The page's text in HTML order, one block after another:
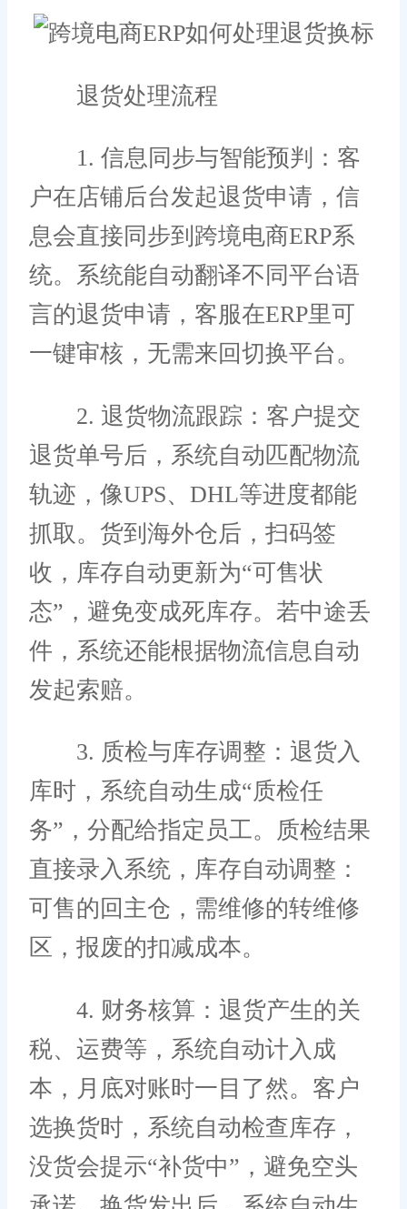
退货处理流程
1. 信息同步与智能预判：客
户在店铺后台发起退货申请，信
息会直接同步到跨境电商ERP系
统。系统能自动翻译不同平台语
言的退货申请，客服在ERP里可
一键审核，无需来回切换平台。
2. 退货物流跟踪：客户提交
退货单号后，系统自动匹配物流
轨迹，像UPS、DHL等进度都能
抓取。货到海外仓后，扫码签
收，库存自动更新为“可售状
态”，避免变成死库存。若中途丢
件，系统还能根据物流信息自动
发起索赔。
3. 质检与库存调整：退货入
库时，系统自动生成“质检任
务”，分配给指定员工。质检结果
直接录入系统，库存自动调整：
可售的回主仓，需维修的转维修
区，报废的扣减成本。
4. 财务核算：退货产生的关
税、运费等，系统自动计入成
本，月底对账时一目了然。客户
选换货时，系统自动检查库存，
没货会提示“补货中”，避免空头